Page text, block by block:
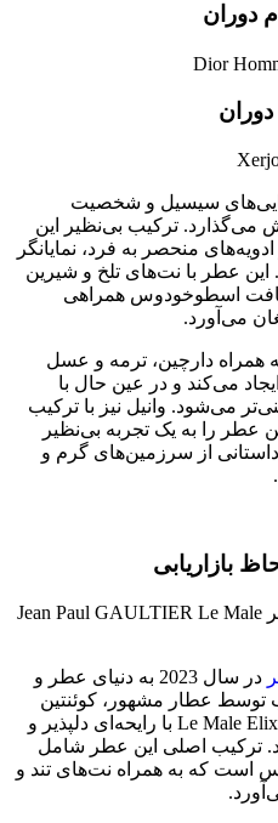
دوران
سیسیل و شخصیت
می‌گذارد. ترکیب بی‌نظیر این
منحصر به فرد، نمایانگر
عطر با نت‌های تلخ و شیرین
اسطوخودوس همراهی
می‌آورد.
همراه دارچین، ترمه و عسل
می‌کند و در عین حال با
می‌شود. وانیل نیز با ترکیب
عطر را به یک تجربه بی‌نظیر
از سرزمین‌های گرم و
ادکلن ژان پل گوتیه له میل الکسیر Jean Paul GAULTIER Le Male
در سال 2023 به دنیای عطر و
عطار مشهور، کوئنتین
بیش، طراحی شد. عطر مردانه Le Male Elixir با رایحه‌ای دلپذیر و
اصلی این عطر شامل
است که به همراه نت‌های تند و